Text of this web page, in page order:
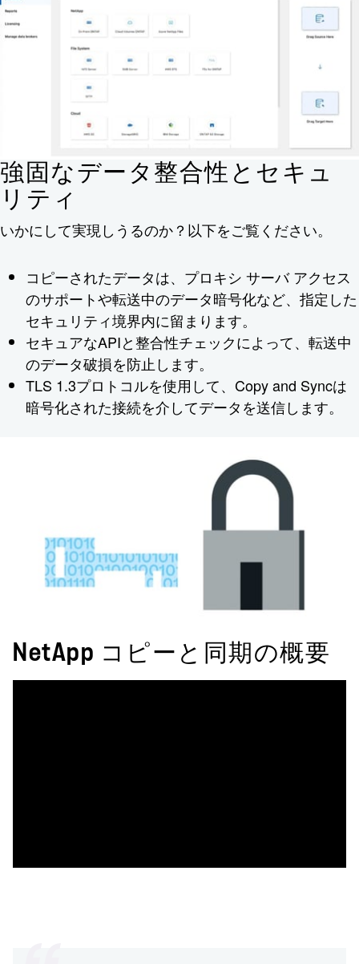
強固なデータ整合性とセキュ
リティ
いかにして実現しうるのか？以下をご覧ください。
コピーされたデータは、プロキシ サーバ アクセス
のサポートや転送中のデータ暗号化など、指定した
セキュリティ境界内に留まります。
セキュアなAPIと整合性チェックによって、転送中
のデータ破損を防止します。
TLS 1.3プロトコルを使用して、Copy and Syncは
暗号化された接続を介してデータを送信します。
NetApp コピーと同期の概要